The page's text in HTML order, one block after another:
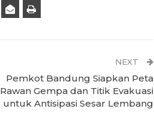
NEXT
Pemkot Bandung Siapkan Peta
Rawan Gempa dan Titik Evakuasi
untuk Antisipasi Sesar Lembang